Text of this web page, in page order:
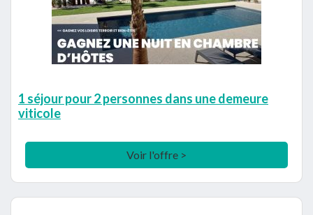
1 séjour pour 2 personnes dans une demeure
viticole
Voir l'offre >